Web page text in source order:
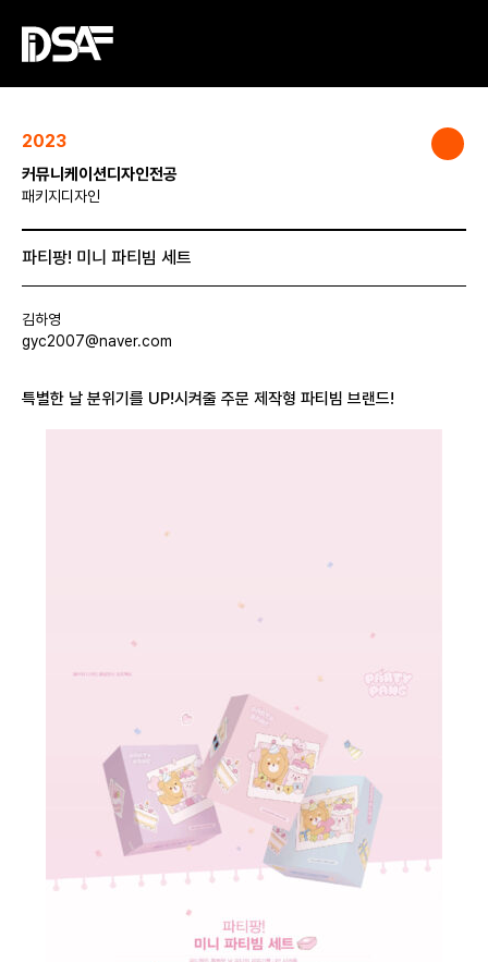
2023
커뮤니케이션디자인전공
패키지디자인
파티팡! 미니 파티빔 세트
김하영
gyc2007@naver.com
특별한 날 분위기를 UP!시켜줄 주문 제작형 파티빔 브랜드!